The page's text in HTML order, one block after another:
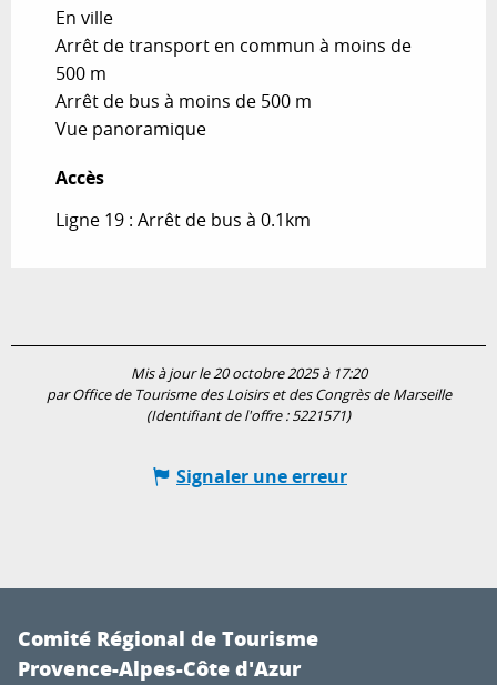
En ville
Arrêt de transport en commun à moins de
500 m
Arrêt de bus à moins de 500 m
Vue panoramique
Accès
Accès
Ligne 19 : Arrêt de bus à 0.1km
Mis à jour le 20 octobre 2025 à 17:20
par Office de Tourisme des Loisirs et des Congrès de Marseille
(Identifiant de l'offre :5221571)
Signaler une erreur
Comité Régional de Tourisme
Provence-Alpes-Côte d'Azur